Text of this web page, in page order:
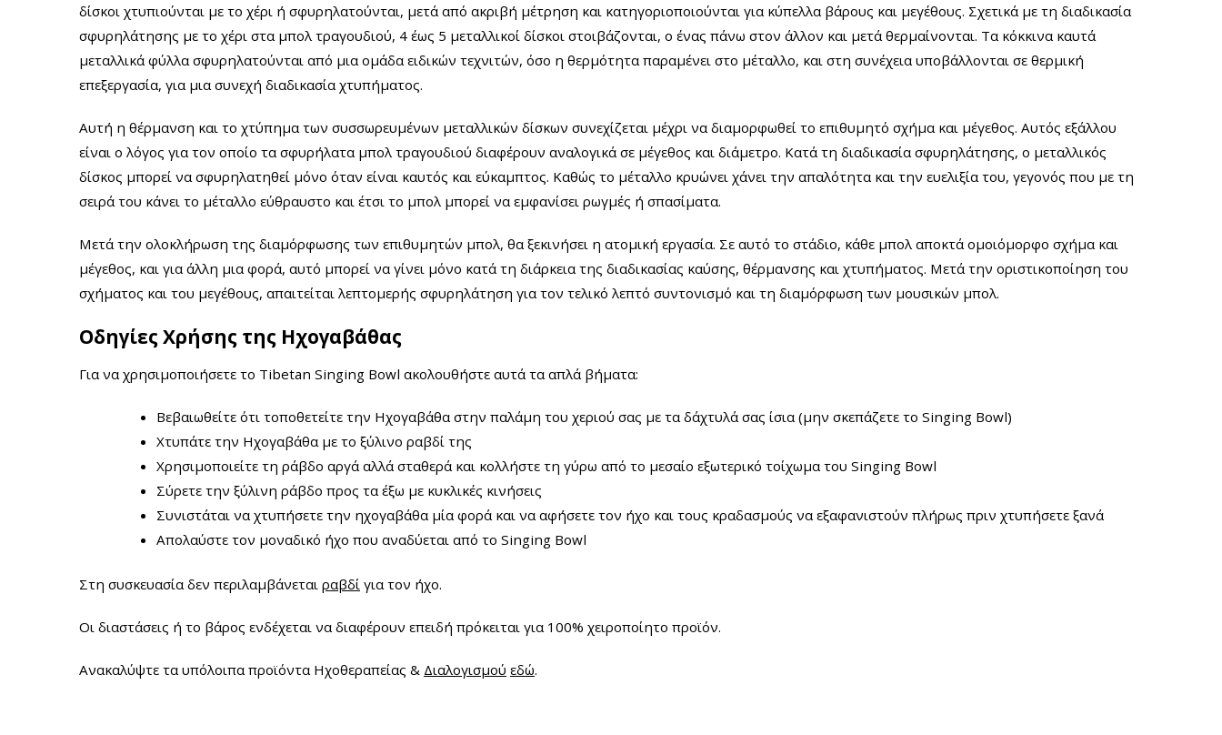
δίσκοι χτυπιούνται με το χέρι ή σφυρηλατούνται, μετά από ακριβή μέτρηση και κατηγοριοποιούνται για κύπελλα βάρους και μεγέθους. Σχετικά με τη διαδικασία
σφυρηλάτησης με το χέρι στα μπολ τραγουδιού, 4 έως 5 μεταλλικοί δίσκοι στοιβάζονται, ο ένας πάνω στον άλλον και μετά θερμαίνονται. Τα κόκκινα καυτά
μεταλλικά φύλλα σφυρηλατούνται από μια ομάδα ειδικών τεχνιτών, όσο η θερμότητα παραμένει στο μέταλλο, και στη συνέχεια υποβάλλονται σε θερμική
επεξεργασία, για μια συνεχή διαδικασία χτυπήματος.
Αυτή η θέρμανση και το χτύπημα των συσσωρευμένων μεταλλικών δίσκων συνεχίζεται μέχρι να διαμορφωθεί το επιθυμητό σχήμα και μέγεθος. Αυτός εξάλλου
είναι ο λόγος για τον οποίο τα σφυρήλατα μπολ τραγουδιού διαφέρουν αναλογικά σε μέγεθος και διάμετρο. Κατά τη διαδικασία σφυρηλάτησης, ο μεταλλικός
δίσκος μπορεί να σφυρηλατηθεί μόνο όταν είναι καυτός και εύκαμπτος. Καθώς το μέταλλο κρυώνει χάνει την απαλότητα και την ευελιξία του, γεγονός που με τη
σειρά του κάνει το μέταλλο εύθραυστο και έτσι το μπολ μπορεί να εμφανίσει ρωγμές ή σπασίματα.
Μετά την ολοκλήρωση της διαμόρφωσης των επιθυμητών μπολ, θα ξεκινήσει η ατομική εργασία. Σε αυτό το στάδιο, κάθε μπολ αποκτά ομοιόμορφο σχήμα και
μέγεθος, και για άλλη μια φορά, αυτό μπορεί να γίνει μόνο κατά τη διάρκεια της διαδικασίας καύσης, θέρμανσης και χτυπήματος. Μετά την οριστικοποίηση του
σχήματος και του μεγέθους, απαιτείται λεπτομερής σφυρηλάτηση για τον τελικό λεπτό συντονισμό και τη διαμόρφωση των μουσικών μπολ.
Οδηγίες Χρήσης της Ηχογαβάθας
Για να χρησιμοποιήσετε το Tibetan Singing Bowl ακολουθήστε αυτά τα απλά βήματα:
Βεβαιωθείτε ότι τοποθετείτε την Ηχογαβάθα στην παλάμη του χεριού σας με τα δάχτυλά σας ίσια (μην σκεπάζετε το Singing Bowl)
Χτυπάτε την Ηχογαβάθα με το ξύλινο ραβδί της
Χρησιμοποιείτε τη ράβδο αργά αλλά σταθερά και κολλήστε τη γύρω από το μεσαίο εξωτερικό τοίχωμα τουSinging Bowl
Σύρετε την ξύλινη ράβδο προς τα έξω με κυκλικές κινήσεις
Συνιστάται να χτυπήσετε την ηχογαβάθα μία φορά και να αφήσετε τον ήχο και τους κραδασμούς να εξαφανιστούν πλήρως πριν χτυπήσετε ξανά
Απολαύστε τον μοναδικό ήχο που αναδύεται από το Singing Bowl
Στη συσκευασία δεν περιλαμβάνεται ραβδί για τον ήχο.
Οι διαστάσεις ή το βάρος ενδέχεται να διαφέρουν επειδή πρόκειται για 100% χειροποίητο προϊόν.
Ανακαλύψτε τα υπόλοιπα προϊόντα Ηχοθεραπείας & Διαλογισμού εδώ.